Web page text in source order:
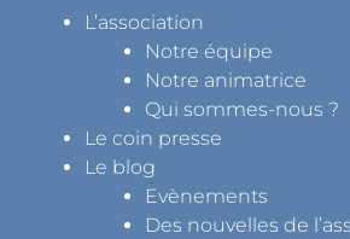
L’association
Notre équipe
Notre animatrice
Qui sommes-nous ?
Le coin presse
Le blog
Evènements
Des nouvelles de